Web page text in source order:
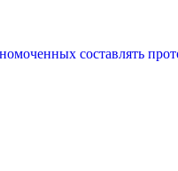
составлять